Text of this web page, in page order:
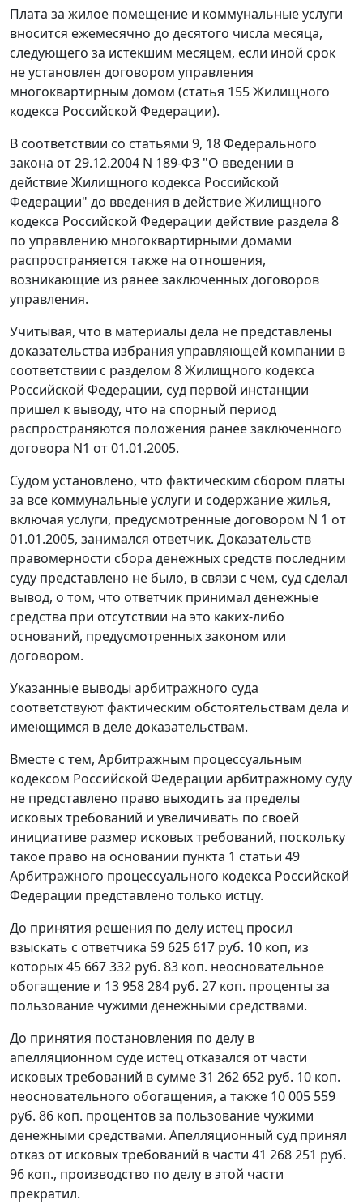
Плата за жилое помещение и коммунальные услуги
вносится ежемесячно до десятого числа месяца,
следующего за истекшим месяцем, если иной срок
не установлен договором управления
многоквартирным домом (статья 155Жилищного
кодекса Российской Федерации).
В соответствии со статьями 9, 18Федерального
закона от 29.12.2004 N 189-ФЗ "О введении в
действие Жилищного кодекса Российской
Федерации" до введения в действие Жилищного
кодекса Российской Федерации действие раздела 8
по управлению многоквартирными домами
распространяется также на отношения,
возникающие из ранее заключенных договоров
управления.
Учитывая, что в материалы дела не представлены
доказательства избрания управляющей компании в
соответствии с разделом 8Жилищного кодекса
Российской Федерации, суд первой инстанции
пришел к выводу, что на спорный период
распространяются положения ранее заключенного
договора N1 от 01.01.2005.
Судом установлено, что фактическим сбором платы
за все коммунальные услуги и содержание жилья,
включая услуги, предусмотренные договором N 1 от
01.01.2005, занимался ответчик. Доказательств
правомерности сбора денежных средств последним
суду представлено не было, в связи с чем, суд сделал
вывод, о том, что ответчик принимал денежные
средства при отсутствии на это каких-либо
оснований, предусмотренных законом или
договором.
Указанные выводы арбитражного суда
соответствуют фактическим обстоятельствам дела и
имеющимся в деле доказательствам.
Вместе с тем, Арбитражным процессуальным
кодексом Российской Федерации арбитражному суду
не представлено право выходить за пределы
исковых требований и увеличивать по своей
инициативе размер исковых требований, поскольку
такое право на основании пункта 1 статьи 49
Арбитражного процессуального кодекса Российской
Федерации представлено только истцу.
До принятия решения по делу истец просил
взыскать с ответчика 59 625 617 руб. 10 коп, из
которых 45 667 332 руб. 83 коп. неосновательное
обогащение и 13 958 284 руб. 27 коп. проценты за
пользование чужими денежными средствами.
До принятия постановления по делу в
апелляционном суде истец отказался от части
исковых требований в сумме 31 262 652 руб. 10 коп.
неосновательного обогащения, а также 10 005 559
руб. 86 коп. процентов за пользование чужими
денежными средствами. Апелляционный суд принял
отказ от исковых требований в части 41 268 251 руб.
96 коп., производство по делу в этой части
прекратил.